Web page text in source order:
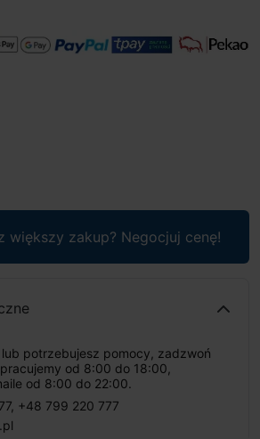
większy zakup? Negocjuj cenę!
potrzebujesz pomocy, zadzwoń
od 8:00 do 18:00,
od 8:00 do 22:00.
, +48 799 220 777